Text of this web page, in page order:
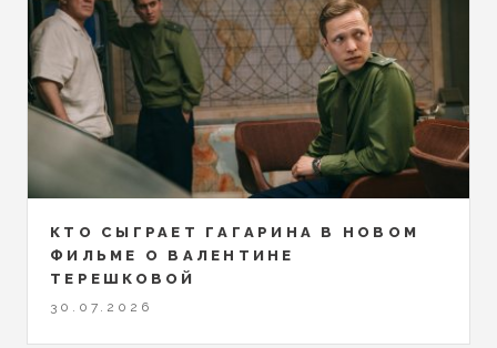
КТО СЫГРАЕТ ГАГАРИНА В НОВОМ
ФИЛЬМЕ О ВАЛЕНТИНЕ
ТЕРЕШКОВОЙ
30.07.2026